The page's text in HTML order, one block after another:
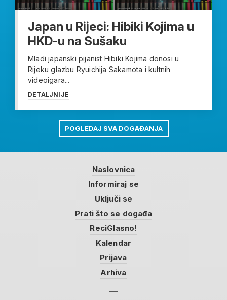
Japan u Rijeci: Hibiki Kojima u
HKD-u na Sušaku
Mladi japanski pijanist Hibiki Kojima donosi u
Rijeku glazbu Ryuichija Sakamota i kultnih
videoigara...
DETALJNIJE
POGLEDAJ SVA DOGAĐANJA
Naslovnica
Informiraj se
Uključi se
Prati što se događa
ReciGlasno!
Kalendar
Prijava
Arhiva